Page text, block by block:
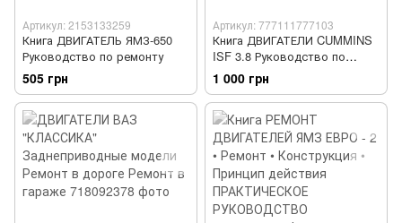
Артикул: 2153133259
Книга ДВИГАТЕЛЬ ЯМЗ-650
Руководство по ремонту
505 грн
Артикул: 777111777103
Книга ДВИГАТЕЛИ CUMMINS
ISF 3.8 Руководство по
ремонту и обслуживанию
1 000 грн